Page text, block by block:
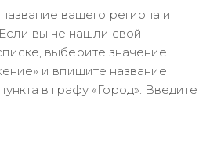
вашего региона и
вы не нашли свой
выберите значение
и впишите название
в графу «Город». Введите